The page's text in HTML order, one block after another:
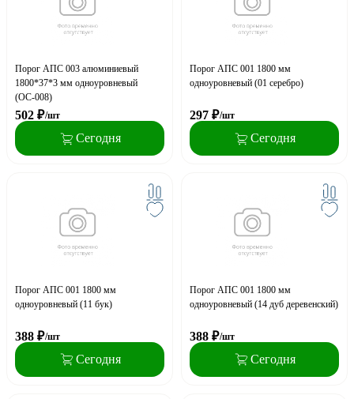
Порог АПС 003 алюминиевый
1800*37*3 мм одноуровневый
(ОС-008)
502 ₽/шт
Сегодня
Порог АПС 001 1800 мм
одноуровневый (01 серебро)
297 ₽/шт
Сегодня
Порог АПС 001 1800 мм
одноуровневый (11 бук)
388 ₽/шт
Сегодня
Порог АПС 001 1800 мм
одноуровневый (14 дуб деревенский)
388 ₽/шт
Сегодня